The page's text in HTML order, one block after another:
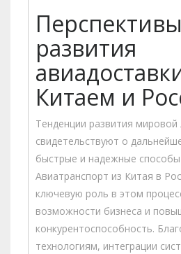
Перспективы
развития
Китаем и
Тенденции развития мировой
свидетельствуют о
быстрые и надежные способы
Авиатранспорт из Китая в
ключевую роль в этом
возможности бизнеса и
конкурентоспособность.
технологиям, интеграции